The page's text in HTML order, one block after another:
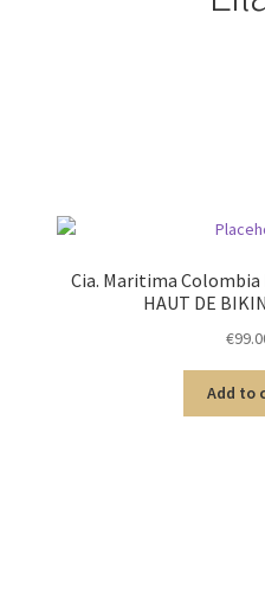
Cia. Maritima Colombia
HAUT DE
€
Add to